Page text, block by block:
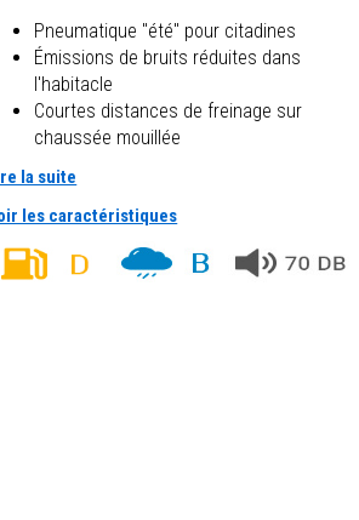
Pneumatique "été" pour citadines
Émissions de bruits réduites dans
l'habitacle
Courtes distances de freinage sur
chaussée mouillée
la suite
les caractéristiques